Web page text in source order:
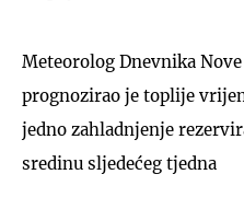
Meteorolog Dnevnika
prognozirao je toplije
jedno zahladnjenje
sredinu sljedećeg tjedna